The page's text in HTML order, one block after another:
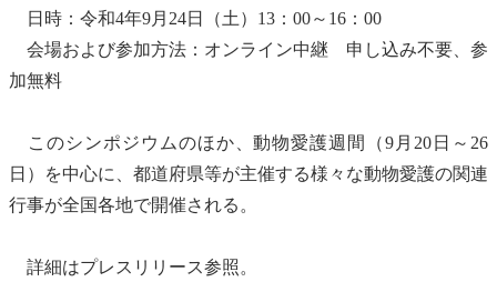
日時：令和4年9月24日（土）13：00～16：00
会場および参加方法：オンライン中継 申し込み不要、参
加無料
このシンポジウムのほか、動物愛護週間
（9月20日～26
日）を中心に、都道府県等が主催する様々な動物愛護の関連
行事が全国各地で開催される。
詳細はプレスリリース参照。